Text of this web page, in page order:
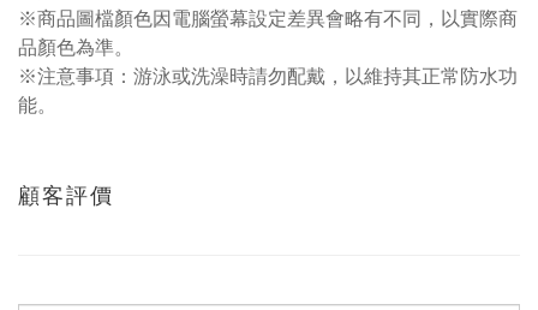
※商品圖檔顏色因電腦螢幕設定差異會略有不同，以實際商
品顏色為準。
※注意事項：游泳或洗澡時請勿配戴，以維持其正常防水功
能。
顧客評價